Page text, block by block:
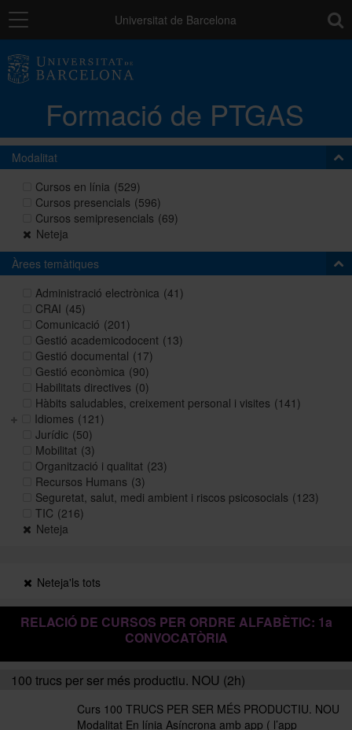
Navegació Universitat de Barcelona
Formació de PTGAS
Catàleg de la formació del PTGAS
Cursos a mida
Autoaprenentatge
Ajuts
Històric i memòries
Modalitat
Cursos en línia (529)
Cursos presencials (596)
Cursos semipresencials (69)
Neteja
Àrees temàtiques
Administració electrònica (41)
CRAI (45)
Comunicació (201)
Gestió academicodocent (13)
Gestió documental (17)
Gestió econòmica (90)
Habilitats directives (0)
Hàbits saludables, creixement personal i visites (141)
Idiomes (121)
Jurídic (50)
Mobilitat (3)
Organització i qualitat (23)
Recursos Humans (3)
Seguretat, salut, medi ambient i riscos psicosocials (123)
TIC (216)
Neteja
Neteja'ls tots
RELACIÓ DE CURSOS PER ORDRE ALFABÈTIC: 1a
CONVOCATÒRIA
100 trucs per ser més productiu. NOU (2h)
Curs 100 TRUCS PER SER MÉS PRODUCTIU. NOU
Modalitat En línia Asíncrona amb app ( l’app